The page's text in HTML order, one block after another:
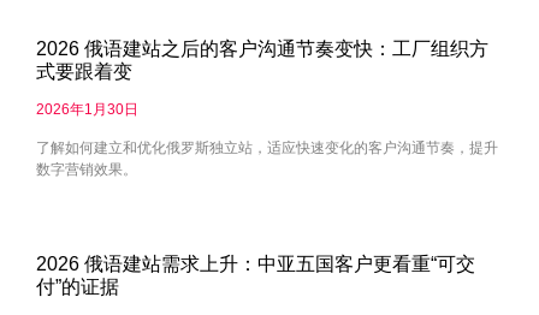
2026 俄语建站之后的客户沟通节奏变快：工厂组织方
式要跟着变
2026年1月30日
了解如何建立和优化俄罗斯独立站，适应快速变化的客户沟通节奏，提升
数字营销效果。
2026 俄语建站需求上升：中亚五国客户更看重“可交
付”的证据